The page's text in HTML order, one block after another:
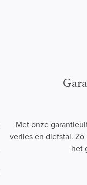
Met onze
verlies en diefstal.
het